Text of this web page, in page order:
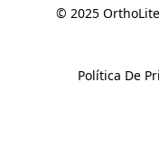
© 2025
Política De